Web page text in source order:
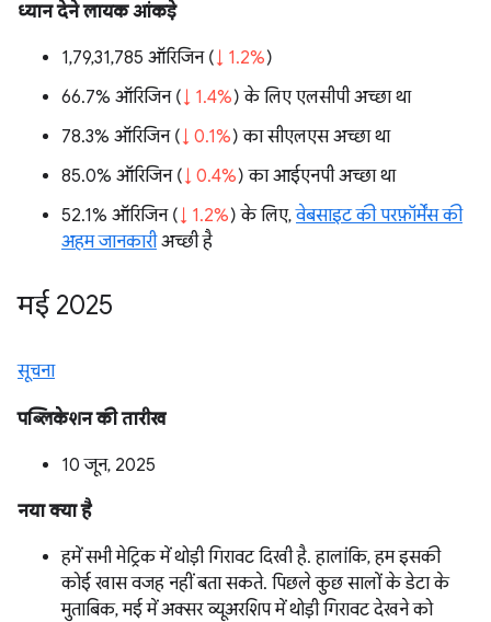
ध्यान देने लायक आंकड़े
1,79,31,785 ऑरिजिन (↓ 1.2%)
66.7% ऑरिजिन (↓ 1.4%) के लिए एलसीपी अच्छा था
78.3% ऑरिजिन (↓ 0.1%) का सीएलएस अच्छा था
85.0% ऑरिजिन (↓ 0.4%) का आईएनपी अच्छा था
52.1% ऑरिजिन (↓ 1.2%) के लिए,वेबसाइट की परफ़ॉर्मेंस की
अहम जानकारीअच्छी है
मई 2025
सूचना
पब्लिकेशन की तारीख
10 जून, 2025
नया क्या है
हमें सभी मेट्रिक में थोड़ी गिरावट दिखी है. हालांकि, हम इसकी
कोई खास वजह नहीं बता सकते. पिछले कुछ सालों के डेटा के
मुताबिक, मई में अक्सर व्यूअरशिप में थोड़ी गिरावट देखने को